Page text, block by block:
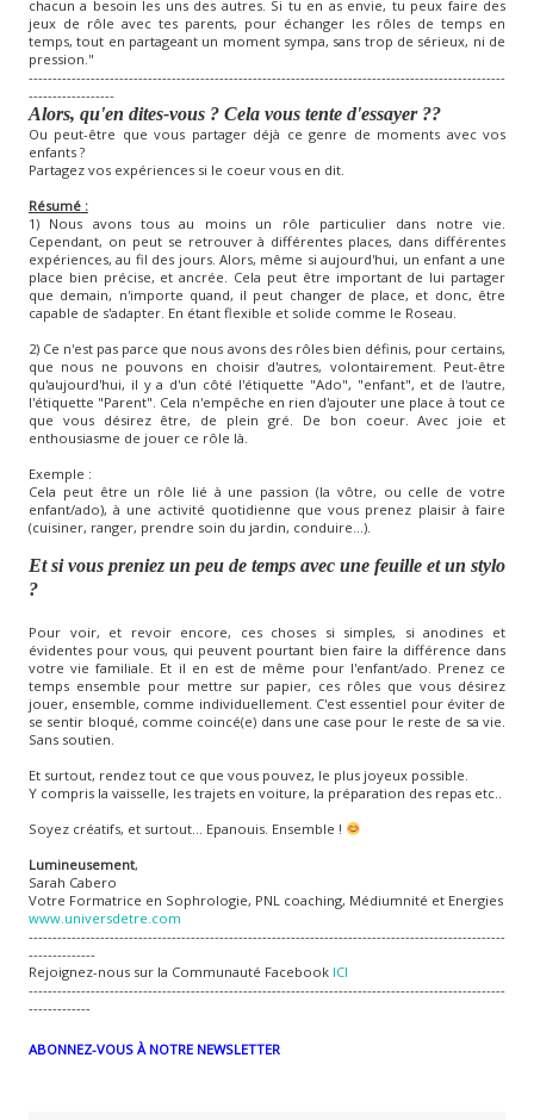
chacun a besoin les uns des autres. Si tu en as envie, tu peux faire des
jeux de rôle avec tes parents, pour échanger les rôles de temps en
temps, tout en partageant un moment sympa, sans trop de sérieux, ni de
pression."
----------------------------------------------------------------------------------------------------
------------------
Alors, qu'en dites-vous ? Cela vous tente d'essayer ??
Ou peut-être que vous partager déjà ce genre de moments avec vos
enfants ?
Partagez vos expériences si le coeur vous en dit.
Résumé:
1) Nous avons tous au moins un rôle particulier dans notre vie.
Cependant, on peut se retrouver à différentes places, dans différentes
expériences, au fil des jours. Alors, même si aujourd'hui, un enfant a une
place bien précise, et ancrée. Cela peut être important de lui partager
que demain, n'importe quand, il peut changer de place, et donc, être
capable de s'adapter. En étant flexible et solide comme le Roseau.
2) Ce n'est pas parce que nous avons des rôles bien définis, pour certains,
que nous ne pouvons en choisir d'autres, volontairement. Peut-être
qu'aujourd'hui, il y a d'un côté l'étiquette "Ado", "enfant", et de l'autre,
l'étiquette "Parent". Cela n'empêche en rien d'ajouter une place à tout ce
que vous désirez être, de plein gré. De bon coeur. Avec joie et
enthousiasme de jouer ce rôle là.
Exemple :
Cela peut être un rôle lié à une passion (la vôtre, ou celle de votre
enfant/ado), à une activité quotidienne que vous prenez plaisir à faire
(cuisiner, ranger, prendre soin du jardin, conduire...).
Et si vous preniez un peu de temps avec une feuille et un stylo
?
Pour voir, et revoir encore, ces choses si simples, si anodines et
évidentes pour vous, qui peuvent pourtant bien faire la différence dans
votre vie familiale. Et il en est de même pour l'enfant/ado. Prenez ce
temps ensemble pour mettre sur papier, ces rôles que vous désirez
jouer, ensemble, comme individuellement. C'est essentiel pour éviter de
se sentir bloqué, comme coincé(e) dans une case pour le reste de sa vie.
Sans soutien.
Et surtout, rendez tout ce que vous pouvez, le plus joyeux possible.
Y compris la vaisselle, les trajets en voiture, la préparation des repas etc..
Soyez créatifs, et surtout... Epanouis. Ensemble !
Lumineusement,
Sarah Cabero
Votre Formatrice en Sophrologie, PNL coaching, Médiumnité et Energies
www.universdetre.com
----------------------------------------------------------------------------------------------------
--------------
Rejoignez-nous sur la Communauté Facebook ICI
----------------------------------------------------------------------------------------------------
-------------
ABONNEZ-VOUS À NOTRE NEWSLETTER